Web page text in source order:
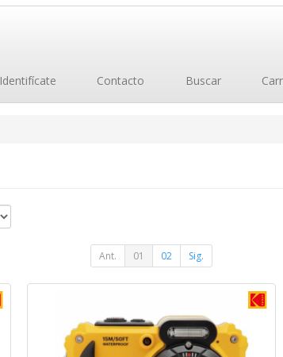
Identifícate Contacto Buscar
Ant. 01 02 Sig.